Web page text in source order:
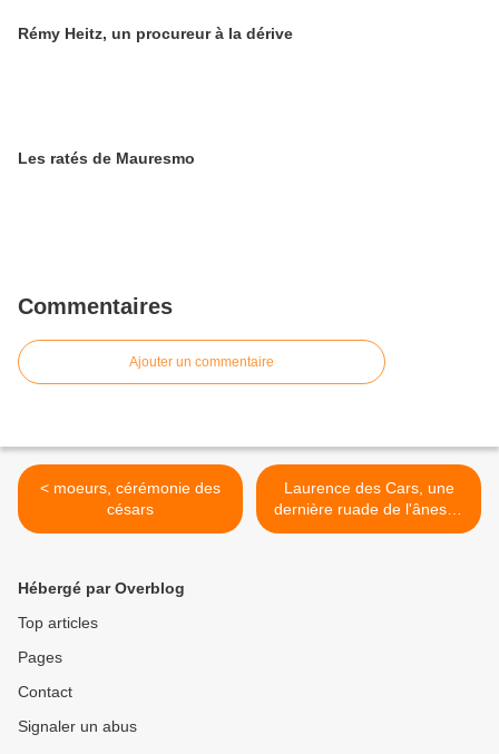
Rémy Heitz, un procureur à la dérive
Les ratés de Mauresmo
Commentaires
Ajouter un commentaire
< moeurs, cérémonie des
césars
Laurence des Cars, une
dernière ruade de l'ânesse
>
Hébergé par Overblog
Top articles
Pages
Contact
Signaler un abus